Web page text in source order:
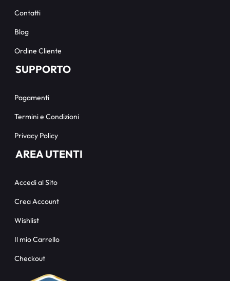
Contatti
Blog
Ordine Cliente
SUPPORTO
Pagamenti
Termini e Condizioni
Privacy Policy
AREA UTENTI
Accedi al Sito
Crea Account
Wishlist
Il mio Carrello
Checkout